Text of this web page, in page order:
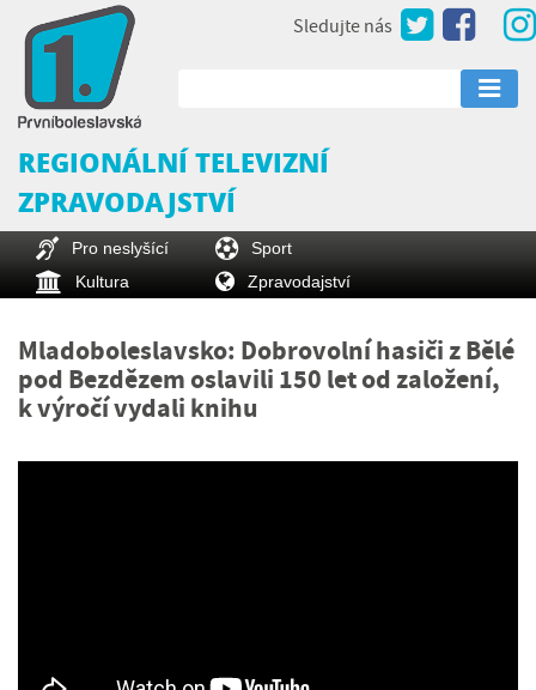
Sledujte nás
REGIONÁLNÍ TELEVIZNÍ
ZPRAVODAJSTVÍ
Pro neslyšící
Sport
Kultura
Zpravodajství
Mladoboleslavsko: Dobrovolní hasiči z Bělé
pod Bezdězem oslavili 150 let od založení,
k výročí vydali knihu